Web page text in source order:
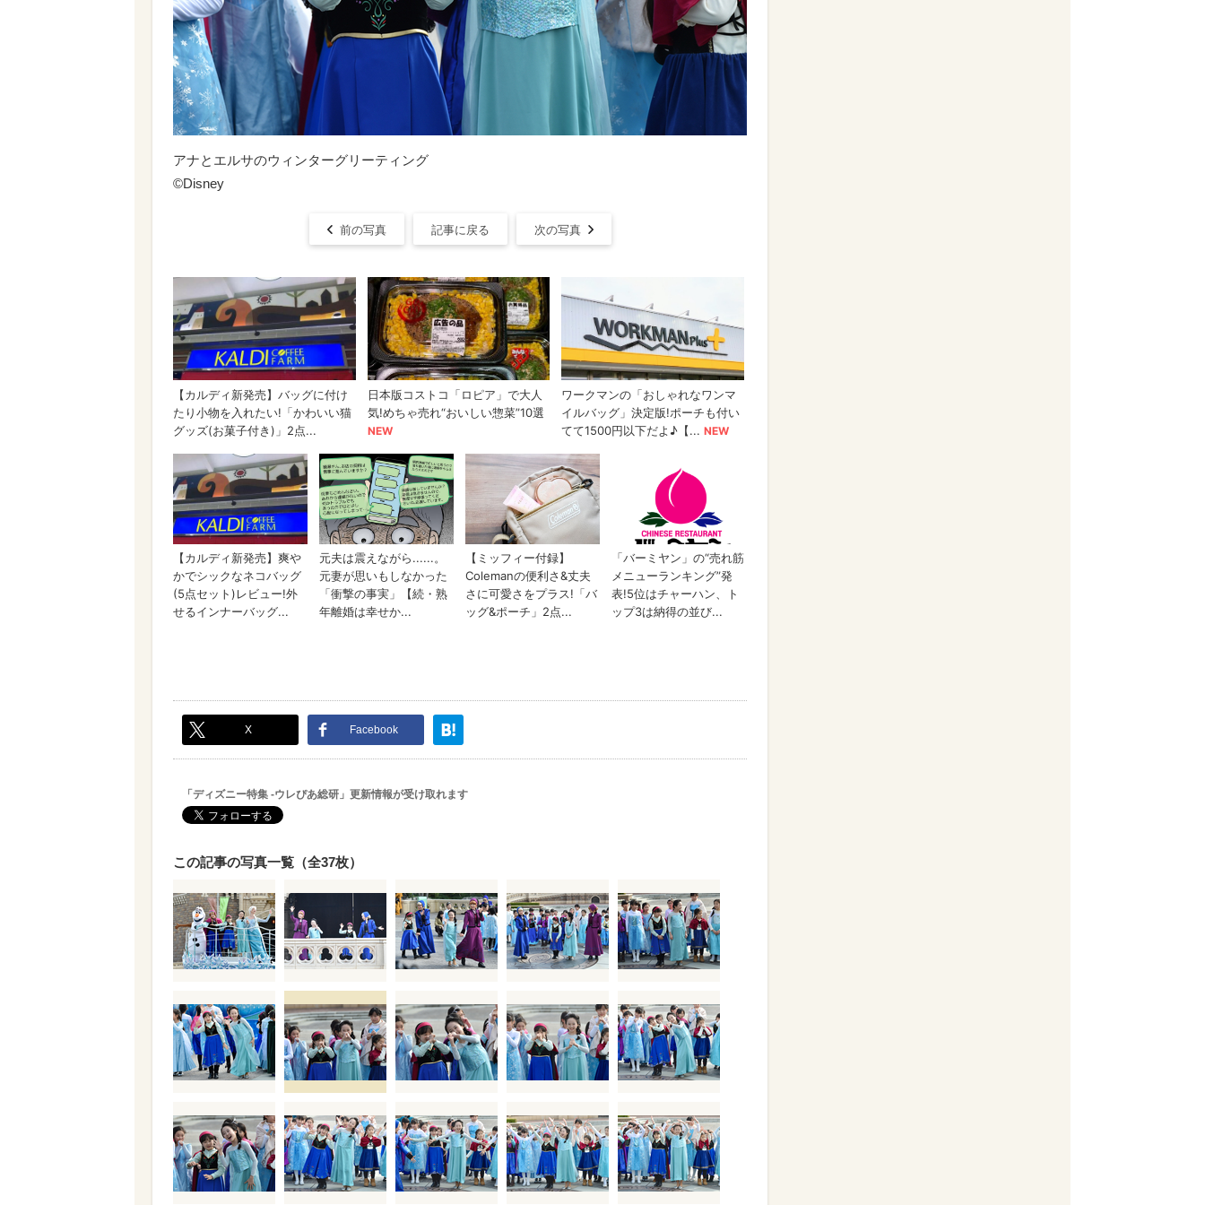
アナとエルサのウィンターグリーティング
©Disney
前の写真 記事に戻る 次の写真
X Facebook
「ディズニー特集 -ウレぴあ総研」更新情報が受け取れます
この記事の写真一覧（全37枚）